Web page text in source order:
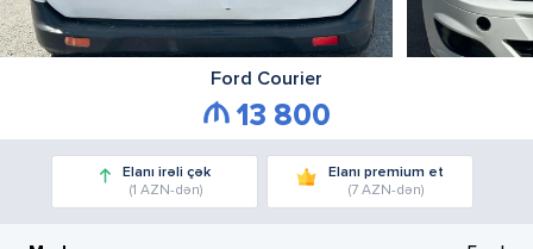
Ford Courier
13 800
Elanı irəli çək
(1 AZN-dən)
Elanı premium et
(7 AZN-dən)